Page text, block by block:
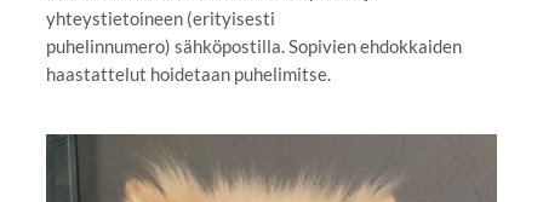
yhteystietoineen (erityisesti
puhelinnumero) sähköpostilla. Sopivien ehdokkaiden
haastattelut hoidetaan puhelimitse.